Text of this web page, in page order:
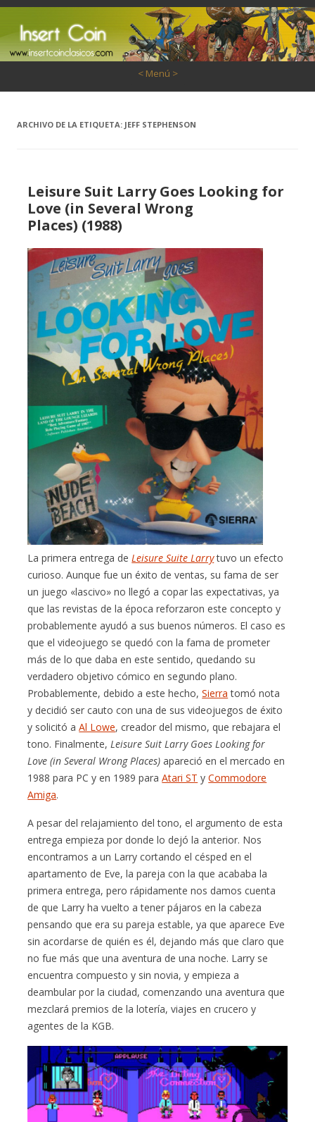
< Menú >
ARCHIVO DE LA ETIQUETA: JEFF STEPHENSON
Leisure Suit Larry Goes Looking for
Love (in Several Wrong
Places) (1988)
La primera entrega de Leisure Suite Larrytuvo un efecto
curioso. Aunque fue un éxito de ventas, su fama de ser
un juego «lascivo» no llegó a copar las expectativas, ya
que las revistas de la época reforzaron este concepto y
probablemente ayudó a sus buenos números. El caso es
que el videojuego se quedó con la fama de prometer
más de lo que daba en este sentido, quedando su
verdadero objetivo cómico en segundo plano.
Probablemente, debido a este hecho,Sierra tomó nota
y decidió ser cauto con una de sus videojuegos de éxito
y solicitó aAl Lowe, creador del mismo, que rebajara el
tono. Finalmente, Leisure Suit Larry Goes Looking for
Love (in Several Wrong Places) apareció en el mercado en
1988 para PC y en 1989 paraAtari ST yCommodore
Amiga.
A pesar del relajamiento del tono, el argumento de esta
entrega empieza por donde lo dejó la anterior. Nos
encontramos a un Larry cortando el césped en el
apartamento de Eve, la pareja con la que acababa la
primera entrega, pero rápidamente nos damos cuenta
de que Larry ha vuelto a tener pájaros en la cabeza
pensando que era su pareja estable, ya que aparece Eve
sin acordarse de quién es él, dejando más que claro que
no fue más que una aventura de una noche. Larry se
encuentra compuesto y sin novia, y empieza a
deambular por la ciudad, comenzando una aventura que
mezclará premios de la lotería, viajes en crucero y
agentes de la KGB.